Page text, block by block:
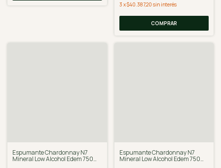
3 x$40.387,20 sin interés
Espumante Chardonnay N7
Mineral Low Alcohol Edem 750ml
Espumante Chardonnay N7
Mineral Low Alcohol Edem 750ml